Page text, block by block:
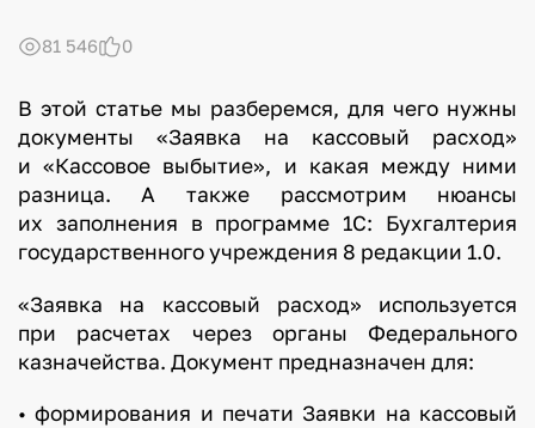
81 546 0
В этой статье мы разберемся, для чего нужны
документы «Заявка на кассовый расход»
и «Кассовое выбытие», и какая между ними
разница. А также рассмотрим нюансы
их заполнения в программе 1С: Бухгалтерия
государственного учреждения 8 редакции 1.0.
«Заявка на кассовый расход» используется
при расчетах через органы Федерального
казначейства. Документ предназначен для:
• формирования и печати Заявки на кассовый